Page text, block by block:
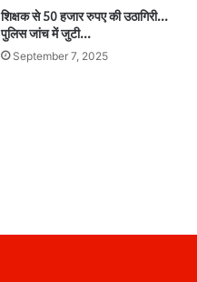
शिक्षक से 50 हजार रुपए की उठागिरी…
पुलिस जांच में जुटी…
September 7, 2025